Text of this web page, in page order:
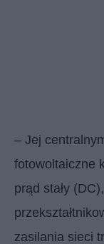
– Jej
fotowoltaiczne
prąd stały
zasilania sieci